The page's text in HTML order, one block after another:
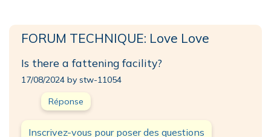
FORUM TECHNIQUE: Love Love
Is there a fattening facility?
17/08/2024 by stw-11054
Réponse
Inscrivez-vous pour poser des questions